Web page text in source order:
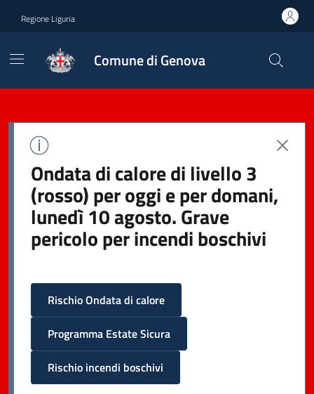
Regione Liguria
Comune di Genova
Ondata di calore di livello 3
(rosso) per oggi e per domani,
lunedì 10 agosto. Grave
pericolo per incendi boschivi
Rischio Ondata di calore
Programma Estate Sicura
Rischio incendi boschivi